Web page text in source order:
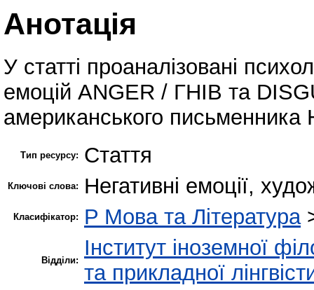
Анотація
У статті проаналізовані
емоцій ANGER / ГНІВ та
американського письменника
Тип ресурсу: Стаття
Ключові слова: Негативні емоції,
Класифікатор: P Мова та Література
Відділи:
Інститут іноземної
та прикладної